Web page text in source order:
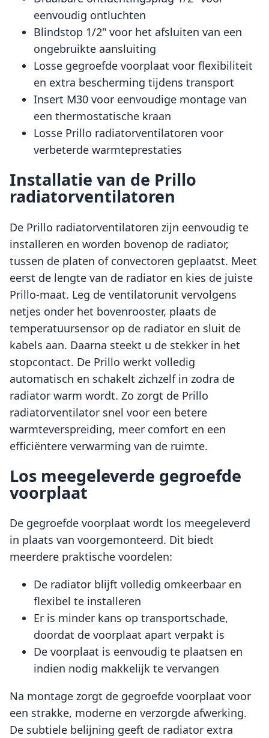
eenvoudig ontluchten
Blindstop 1/2" voor het afsluiten van een
ongebruikte aansluiting
Losse gegroefde voorplaat voor flexibiliteit
en extra bescherming tijdens transport
Insert M30 voor eenvoudige montage van
een thermostatische kraan
Losse Prillo radiatorventilatoren voor
verbeterde warmteprestaties
Installatie van de Prillo
radiatorventilatoren
De Prillo radiatorventilatoren zijn eenvoudig te
installeren en worden bovenop de radiator,
tussen de platen of convectoren geplaatst. Meet
eerst de lengte van de radiator en kies de juiste
Prillo-maat. Leg de ventilatorunit vervolgens
netjes onder het bovenrooster, plaats de
temperatuursensor op de radiator en sluit de
kabels aan. Daarna steekt u de stekker in het
stopcontact. De Prillo werkt volledig
automatisch en schakelt zichzelf in zodra de
radiator warm wordt. Zo zorgt de Prillo
radiatorventilator snel voor een betere
warmteverspreiding, meer comfort en een
efficiëntere verwarming van de ruimte.
Los meegeleverde gegroefde
voorplaat
De gegroefde voorplaat wordt los meegeleverd
in plaats van voorgemonteerd. Dit biedt
meerdere praktische voordelen:
De radiator blijft volledig omkeerbaar en
flexibel te installeren
Er is minder kans op transportschade,
doordat de voorplaat apart verpakt is
De voorplaat is eenvoudig te plaatsen en
indien nodig makkelijk te vervangen
Na montage zorgt de gegroefde voorplaat voor
een strakke, moderne en verzorgde afwerking.
De subtiele belijning geeft de radiator extra